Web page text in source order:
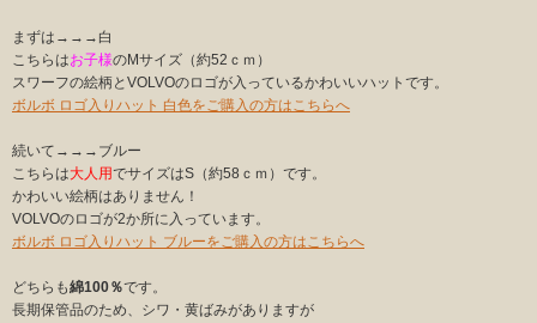
まずは→→→白
こちらはお子様のMサイズ（約52ｃｍ）
スワーフの絵柄とVOLVOのロゴが入っているかわいいハットです。
ボルボ ロゴ入りハット 白色をご購入の方はこちらへ
続いて→→→ブルー
こちらは大人用でサイズはS（約58ｃｍ）です。
かわいい絵柄はありません！
VOLVOのロゴが2か所に入っています。
ボルボ ロゴ入りハット ブルーをご購入の方はこちらへ
どちらも綿100％です。
長期保管品のため、シワ・黄ばみがありますが